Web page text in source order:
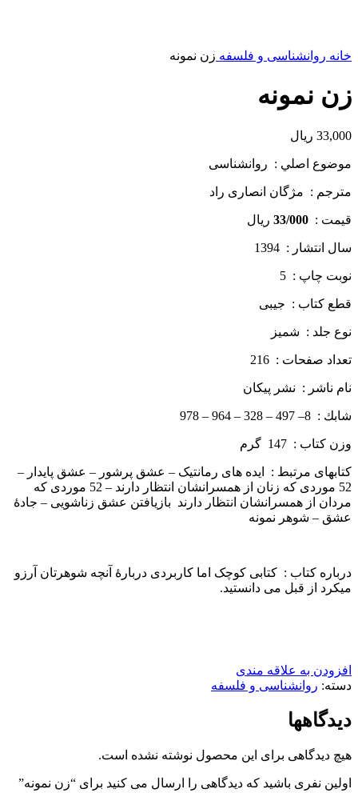
خانه روانشناسی و فلسفه زن نمونه
زن نمونه
33,000 ریال
موضوع اصلي : روانشناسی
مترجم : مژگان انصاری راد
قيمت : ريال
سال انتشار : 1394
نوبت چاپ : 5
قطع كتاب : جیبی
نوع جلد : شمیز
تعداد صفحات : 216
نام ناشر : نشر پيكان
شابك : 8– 497 – 328 – 964 – 978
وزن كتاب : 147 گرم
کتاب­های مرتبط : ایده­ های رمانتیک – عشق پرشور – عشق پایدار –
52 موردی که زنان از همسرانشان انتظار دارند – 52 موردی که
مردان از همسرانشان انتظار دارند بازیافتن عشق زناشویی – جادۀ
عشق – شوهر نمونه
درباره كتاب : کتابی کوچک اما کاربردی دربارۀ آنچه شوهرتان آرزو
می­کرد از قبل می ­دانستید.
افزودن به علاقه مندی
دسته: روانشناسی و فلسفه
دیدگاهها
هیچ دیدگاهی برای این محصول نوشته نشده است.
اولین نفری باشید که دیدگاهی را ارسال می کنید برای “زن نمونه”